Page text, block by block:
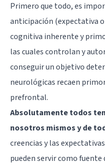
Primero que todo, es
anticipación (expectativa
cognitiva inherente y
las cuales controlan y
conseguir un objetivo
neurológicas recaen
prefrontal.
Absolutamente todos
nosotros mismos y de
creencias y las
pueden servir como